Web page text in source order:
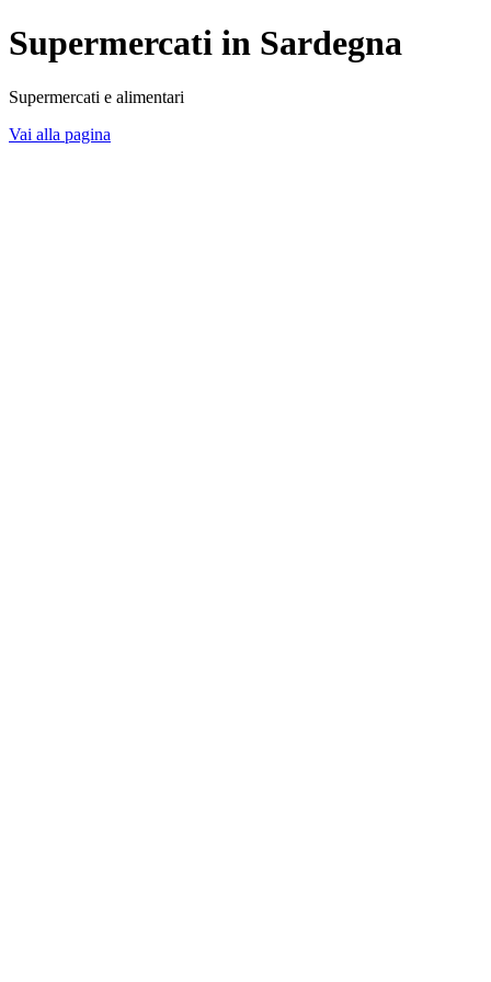
Supermercati in Sardegna
Supermercati e alimentari
Vai alla pagina